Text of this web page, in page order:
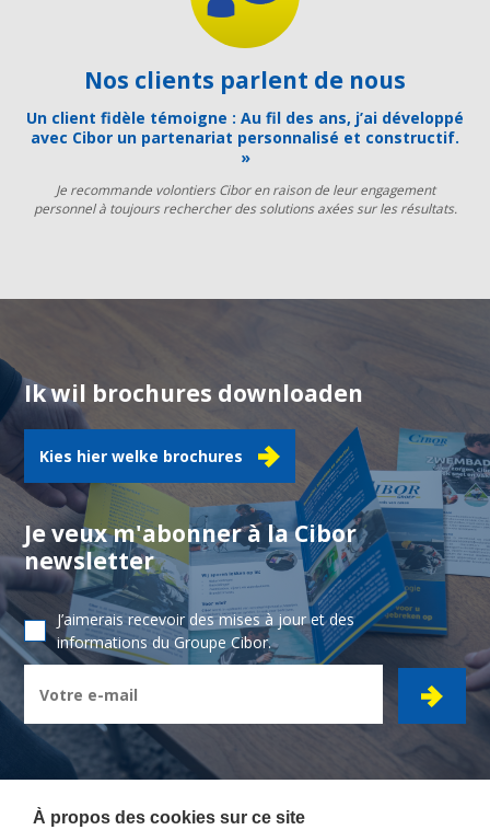
Nos clients parlent de nous
Un client fidèle témoigne : Au fil des ans, j’ai développé
avec Cibor un partenariat personnalisé et constructif.
»
Je recommande volontiers Cibor en raison de leur engagement
personnel à toujours rechercher des solutions axées sur les résultats.
Ik wil brochures downloaden
Kies hier welke brochures
Je veux m'abonner à la Cibor
newsletter
J’aimerais recevoir des mises à jour et des
informations du Groupe Cibor.
À propos des cookies sur ce site